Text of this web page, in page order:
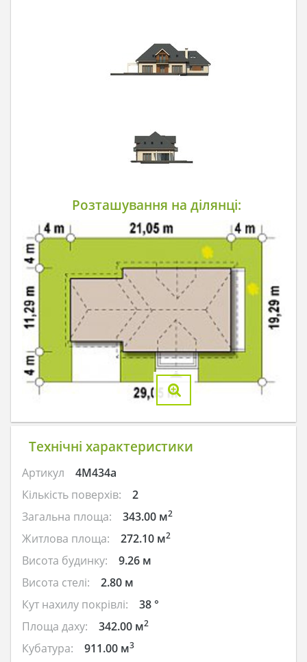
Розташування на ділянці:
Технічні характеристики
Артикул
4M434a
Кількість поверхів:
2
Загальна площа:
343.00 м2
Житлова площа: 272.10 м2
Висота будинку:
9.26 м
Висота стелі:
2.80 м
Кут нахилу покрівлі:
38 °
Площа даху:
342.00 м2
Кубатура: 911.00 м3